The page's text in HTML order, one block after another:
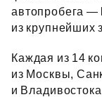
автопробега —
из крупнейших
Каждая из 14
из Москвы,
и